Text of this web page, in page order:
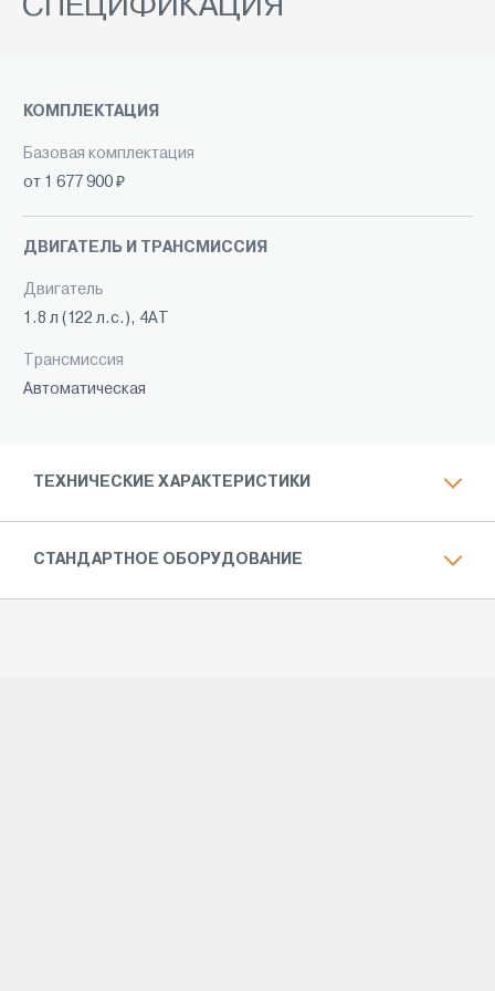
СПЕЦИФИКАЦИЯ
КОМПЛЕКТАЦИЯ
Базовая комплектация
от 1 677 900 ₽
ДВИГАТЕЛЬ И ТРАНСМИССИЯ
Двигатель
1.8 л (122 л.с.), 4АТ
Трансмиссия
Автоматическая
ТЕХНИЧЕСКИЕ ХАРАКТЕРИСТИКИ
СТАНДАРТНОЕ ОБОРУДОВАНИЕ